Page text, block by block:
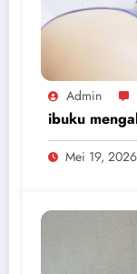
Admin
ibuku
Mei 19, 2026